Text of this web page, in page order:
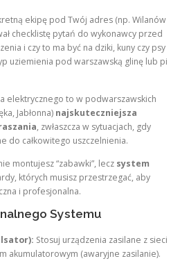
ekipę pod Twój adres (np. Wilanów
checklistę pytań do wykonawcy przed
i czy to ma być na dziki, kuny czy psy
uziemienia pod warszawską glinę lub pi
elektrycznego to w podwarszawskich
Jabłonna) najskuteczniejsza
, zwłaszcza w sytuacjach, gdy
do całkowitego uszczelnienia.
montujesz “zabawki”, lecz system
których musisz przestrzegać, aby
i profesjonalna.
Systemu
Stosuj urządzenia zasilane z sieci
akumulatorowym (awaryjne zasilanie).